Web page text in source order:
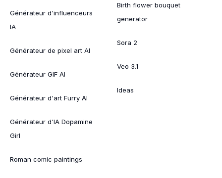
Générateur d'influenceurs
IA
Générateur de pixel art AI
Générateur GIF AI
Générateur d'art Furry AI
Générateur d'IA Dopamine
Girl
Roman comic paintings
Birth flower bouquet
generator
Sora 2
Veo 3.1
Ideas